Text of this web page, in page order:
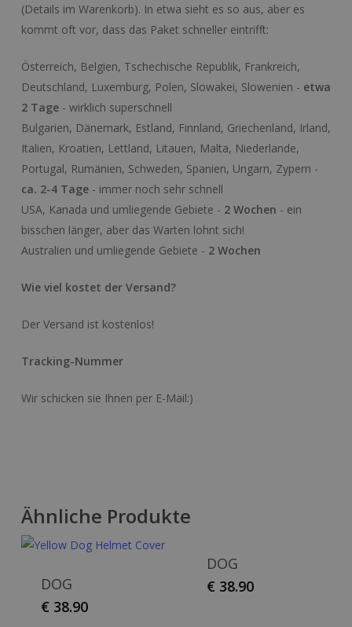
(Details im Warenkorb). In etwa sieht es so aus, aber es
kommt oft vor, dass das Paket schneller eintrifft:
Österreich, Belgien, Tschechische Republik, Frankreich,
Deutschland, Luxemburg, Polen, Slowakei, Slowenien - etwa
2 Tage- wirklich superschnell
Bulgarien, Dänemark, Estland, Finnland, Griechenland, Irland,
Italien, Kroatien, Lettland, Litauen, Malta, Niederlande,
Portugal, Rumänien, Schweden, Spanien, Ungarn, Zypern -
ca. 2-4 Tage- immer noch sehr schnell
USA, Kanada und umliegende Gebiete - 2 Wochen - ein
bisschen länger, aber das Warten lohnt sich!
Australien und umliegende Gebiete - 2 Wochen
Wie viel kostet der Versand?
Der Versand ist kostenlos!
Tracking-Nummer
Wir schicken sie Ihnen per E-Mail:)
Ähnliche Produkte
DOG
€ 38.90
DOG
€ 38.90